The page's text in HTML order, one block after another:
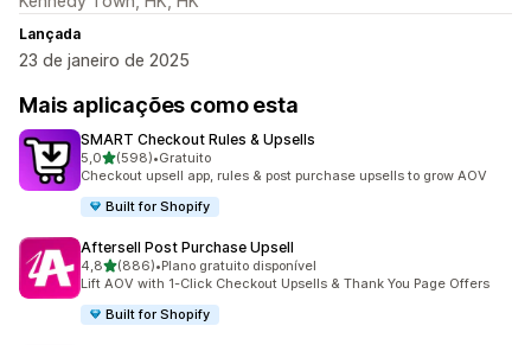
Lançada
23 de janeiro de 2025
Mais aplicações como esta
SMART Checkout Rules & Upsells
5,0de 5 estrelas
(598)
598 total de avaliações
•Gratuito
Checkout upsell app, rules & post purchase upsells to grow AOV
Built for Shopify
Aftersell Post Purchase Upsell
4,8de 5 estrelas
(886)
886 total de avaliações
•Plano gratuito disponível
Lift AOV with 1-Click Checkout Upsells & Thank You Page Offers
Built for Shopify